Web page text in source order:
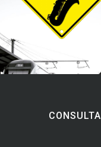
CONSULTA